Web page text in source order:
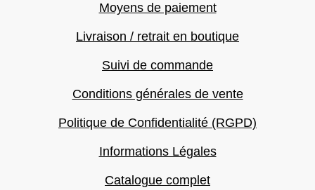
Moyens de paiement
Livraison / retrait en boutique
Suivi de commande
Conditions générales de vente
Politique de Confidentialité (RGPD)
Informations Légales
Catalogue complet